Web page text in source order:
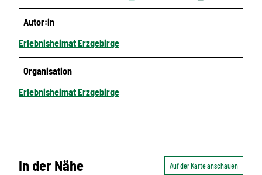
Autor:in
Erlebnisheimat Erzgebirge
Organisation
Erlebnisheimat Erzgebirge
In der Nähe Auf der Karte anschauen